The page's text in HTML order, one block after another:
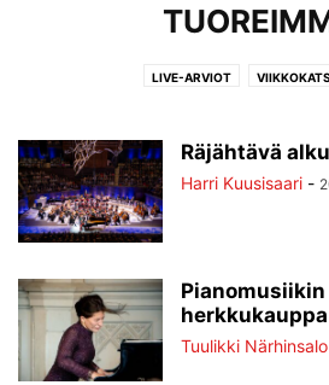
LIVE-ARVIOT
Räjähtävä
Harri Kuusisaari -
herkkukauppa
Tuulikki Närhinsalo